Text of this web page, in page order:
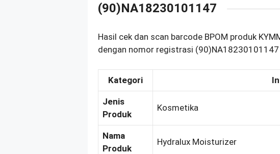
(90)NA18230101147
Hasil cek dan scan barcode BPOM produk
dengan nomor registrasi
Kategori
Jenis
Produk
Kosmetika
Nama
Produk
Hydralux Moisturizer